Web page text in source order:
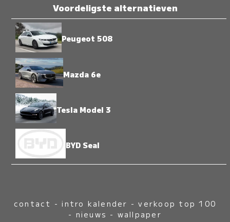
Voordeligste alternatieven
Peugeot 508
Mazda 6e
Tesla Model 3
BYD Seal
contact -intro kalender -verkoop top 100
- nieuws - wallpaper